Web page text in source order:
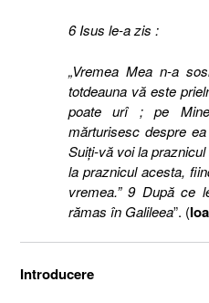
6 Isus le-a zis :
„Vremea Mea n-a
totdeauna vă este
poate urî ; pe
mărturisesc despre
Suiţi-vă voi la
la praznicul acesta,
vremea.” 9 După ce
rămas în Galileea”. (
Introducere